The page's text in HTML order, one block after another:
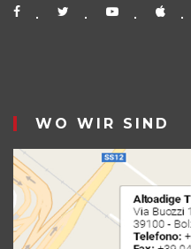
WO WIR SIND